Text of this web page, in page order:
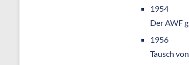
1954
Der AWF
1956
Tausch